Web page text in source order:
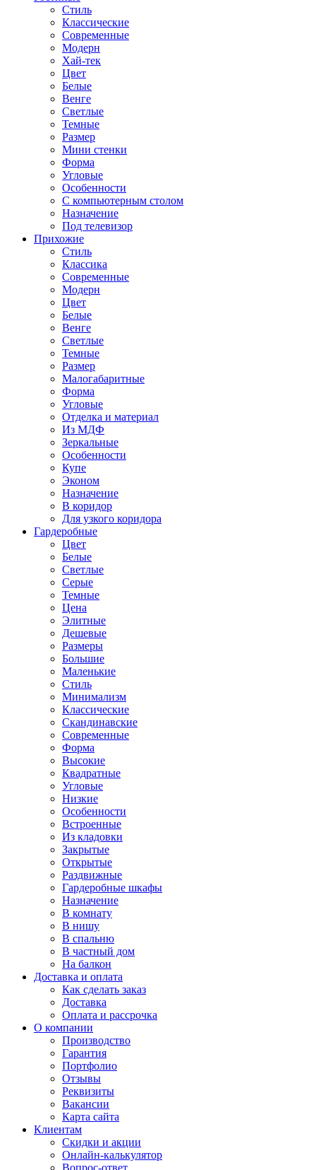
Стиль
Классические
Современные
Модерн
Хай-тек
Цвет
Белые
Венге
Светлые
Темные
Размер
Мини стенки
Форма
Угловые
Особенности
С компьютерным столом
Назначение
Под телевизор
Прихожие
Стиль
Классика
Современные
Модерн
Цвет
Белые
Венге
Светлые
Темные
Размер
Малогабаритные
Форма
Угловые
Отделка и материал
Из МДФ
Зеркальные
Особенности
Купе
Эконом
Назначение
В коридор
Для узкого коридора
Гардеробные
Цвет
Белые
Светлые
Серые
Темные
Цена
Элитные
Дешевые
Размеры
Большие
Маленькие
Стиль
Минимализм
Классические
Скандинавские
Современные
Форма
Высокие
Квадратные
Угловые
Низкие
Особенности
Встроенные
Из кладовки
Закрытые
Открытые
Раздвижные
Гардеробные шкафы
Назначение
В комнату
В нишу
В спальню
В частный дом
На балкон
Доставка и оплата
Как сделать заказ
Доставка
Оплата и рассрочка
О компании
Производство
Гарантия
Портфолио
Отзывы
Реквизиты
Вакансии
Карта сайта
Клиентам
Скидки и акции
Онлайн-калькулятор
Вопрос-ответ